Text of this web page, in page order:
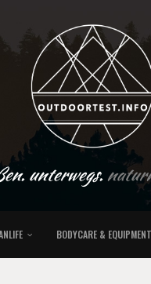
unterwegs.
BODYCARE & EQUIPMENT